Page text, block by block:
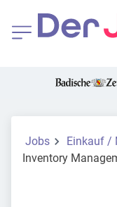
Jobs
Einkauf /
Inventory